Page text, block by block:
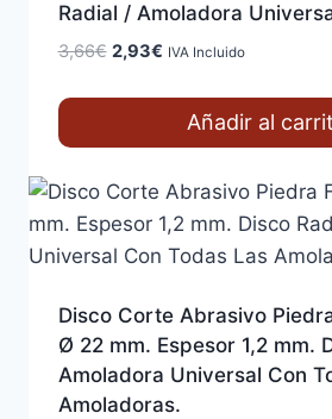
Radial / Amoladora
3,66€ El
2,93€ElIVA Incluido
Añadir al
Disco Corte Abrasivo
Ø 22 mm. Espesor 1,2 mm.
Amoladora Universal Con
Amoladoras.